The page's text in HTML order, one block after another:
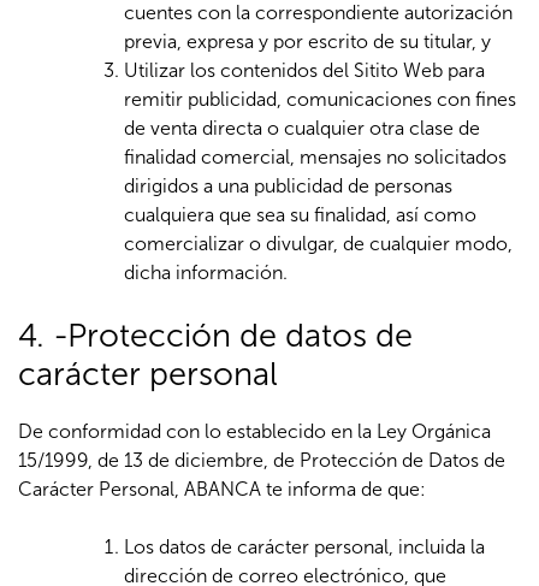
cuentes con la correspondiente autorización
previa, expresa y por escrito de su titular, y
Utilizar los contenidos del Sitito Web para
remitir publicidad, comunicaciones con fines
de venta directa o cualquier otra clase de
finalidad comercial, mensajes no solicitados
dirigidos a una publicidad de personas
cualquiera que sea su finalidad, así como
comercializar o divulgar, de cualquier modo,
dicha información.
4. -Protección de datos de
carácter personal
De conformidad con lo establecido en la Ley Orgánica
15/1999, de 13 de diciembre, de Protección de Datos de
Carácter Personal, ABANCA te informa de que:
Los datos de carácter personal, incluida la
dirección de correo electrónico, que